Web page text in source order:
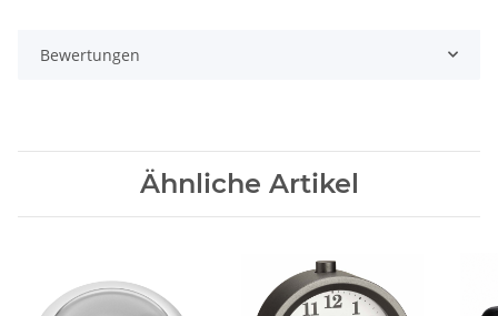
Bewertungen
Ähnliche Artikel